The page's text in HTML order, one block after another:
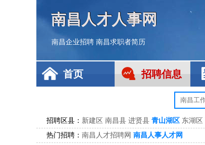
南昌人才人事网
南昌企业招聘 南昌求职者简历
首页 招聘信息
招聘区县： 新建区 南昌县 进贤县 青山湖区 东湖区
热门招聘： 南昌人才招聘网 南昌人事人才网